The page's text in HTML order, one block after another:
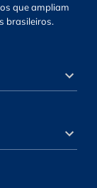
que ampliam
brasileiros.